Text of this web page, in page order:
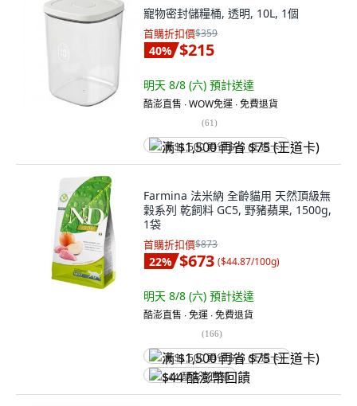
寵物密封儲糧桶, 透明, 10L, 1個
首購折扣價$359
40% $215
明天 8/8 (六) 預計送達
酷澎直售 ∙ WOW免運 ∙ 免費退貨
(61)
满 $1,500 再省 $75 (王道卡)
Farmina 法米納 全齡貓用 天然頂級無
穀系列 乾飼料 GC5, 野豬蘋果, 1500g,
1袋
首購折扣價$873
22% $673 ($44.87/100g)
明天 8/8 (六) 預計送達
酷澎直售 ∙ 免運 ∙ 免費退貨
(166)
满 $1,500 再省 $75 (王道卡)
$44 酷澎幣回饋